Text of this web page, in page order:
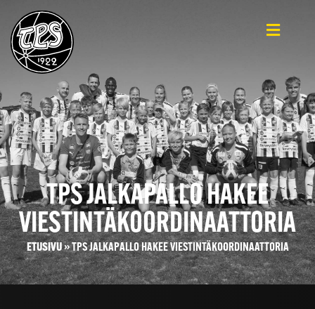
TPS JALKAPALLO HAKEE
VIESTINTÄKOORDINAATTORIA
ETUSIVU»TPS JALKAPALLO HAKEE VIESTINTÄKOORDINAATTORIA